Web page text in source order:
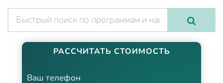
РАССЧИТАТЬ СТОИМОСТЬ
Ваш телефон